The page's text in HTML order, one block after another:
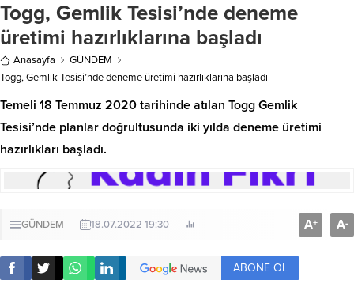
Togg, Gemlik Tesisi’nde deneme
üretimi hazırlıklarına başladı
Anasayfa
GÜNDEM
Togg, Gemlik Tesisi’nde deneme üretimi hazırlıklarına başladı
Temeli 18 Temmuz 2020 tarihinde atılan Togg Gemlik
Tesisi’nde planlar doğrultusunda iki yılda deneme üretimi
hazırlıkları başladı.
GÜNDEM 18.07.2022 19:30 A+ A-
ABONE OL